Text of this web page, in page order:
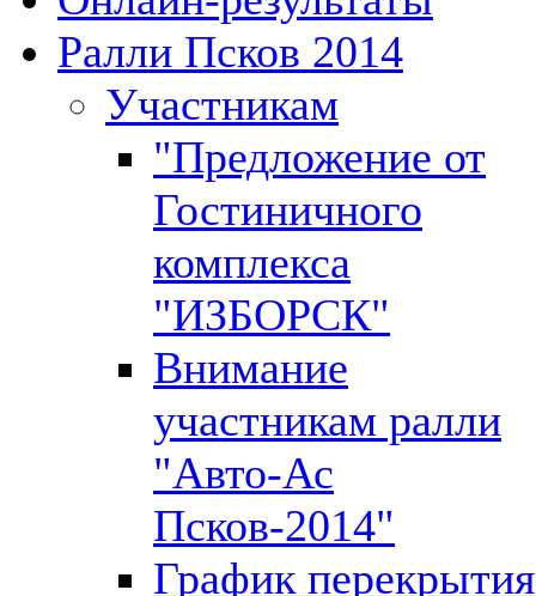
Ралли Псков 2014
Участникам
"Предложение от
Гостиничного
комплекса
"ИЗБОРСК"
Внимание
участникам ралли
"Авто-Ас
Псков-2014"
График перекрытия